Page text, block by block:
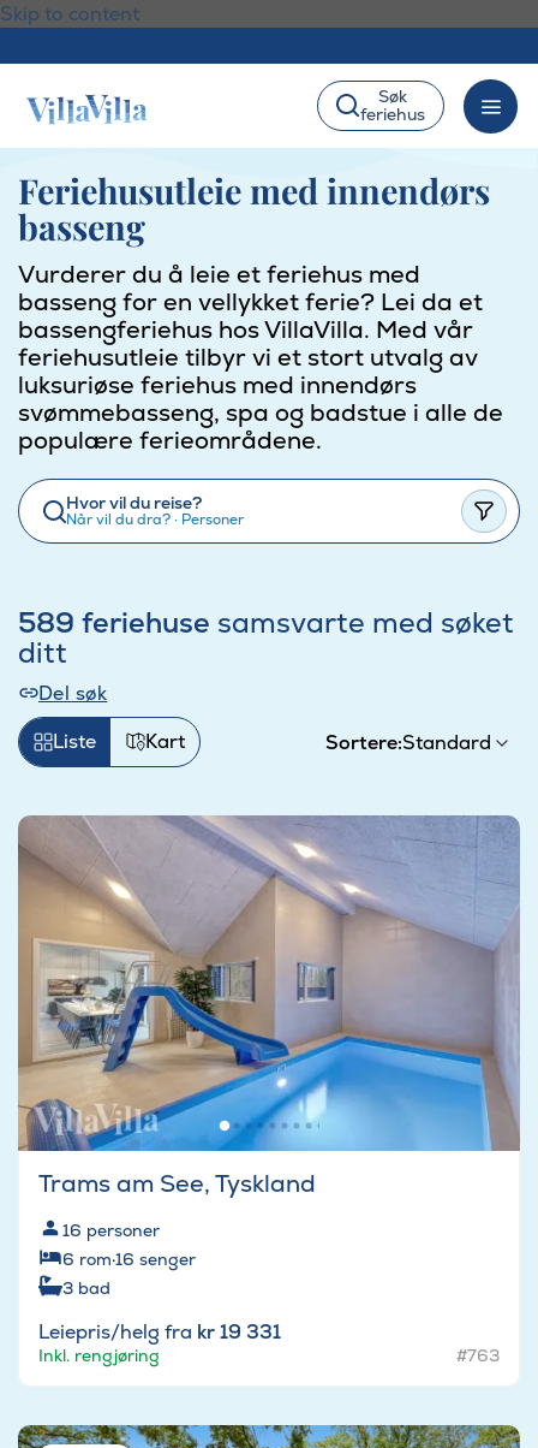
Skip to content
Søk
feriehus
Feriehusutleie med innendørs
basseng
Vurderer du å leie et feriehus med
basseng for en vellykket ferie? Lei da et
bassengferiehus hos VillaVilla. Med vår
feriehusutleie tilbyr vi et stort utvalg av
luksuriøse feriehus med innendørs
svømmebasseng, spa og badstue i alle de
populære ferieområdene.
Hvor vil du reise?
Når vil du dra?· Personer
589 feriehuse samsvarte med søket
ditt
Del søk
Sortere:
Liste Kart
Trams am See, Tyskland
16 personer
6 rom·16 senger
3 bad
Leiepris/helg fra kr 19 331
Inkl. rengjøring #763